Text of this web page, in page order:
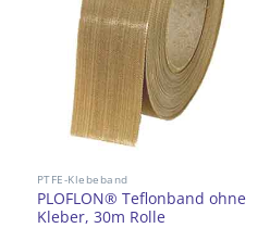
PTFE-Klebeband
PLOFLON® Teflonband ohne
Kleber, 30m Rolle